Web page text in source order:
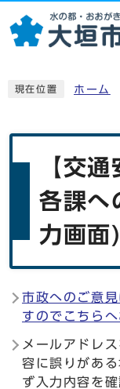
現在位置 ホーム
【交
各課へ
力画面)
市政へのご意
すのでこちら
メールアドレ
容に誤りがあ
ず入力内容を